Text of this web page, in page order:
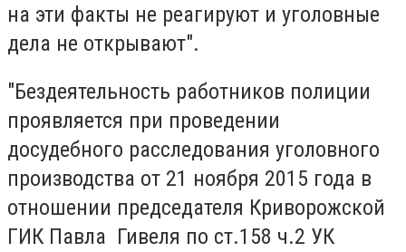
на эти факты не реагируют и уголовные
дела не открывают".
"Бездеятельность работников полиции
проявляется при проведении
досудебного расследования уголовного
производства от 21 ноября 2015 года в
отношении председателя Криворожской
ГИК Павла Гивеля по ст.158 ч.2 УК